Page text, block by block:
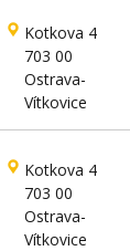
Kotkova 4
703 00
Ostrava-
Vítkovice
Kotkova 4
703 00
Ostrava-
Vítkovice